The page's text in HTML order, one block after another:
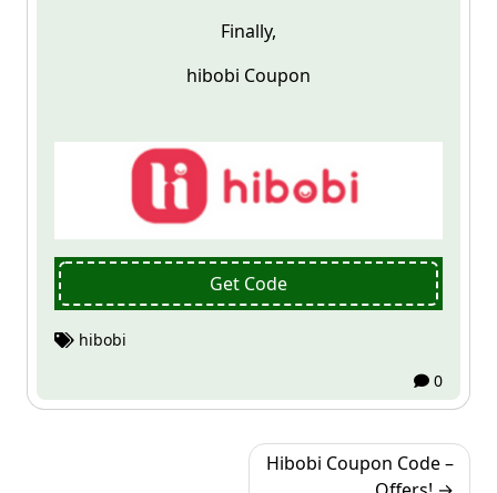
Finally,
hibobi Coupon
Get Code
hibobi
0
Hibobi Coupon Code –